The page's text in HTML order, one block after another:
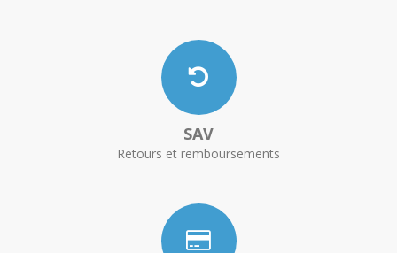
SAV
Retours et remboursements